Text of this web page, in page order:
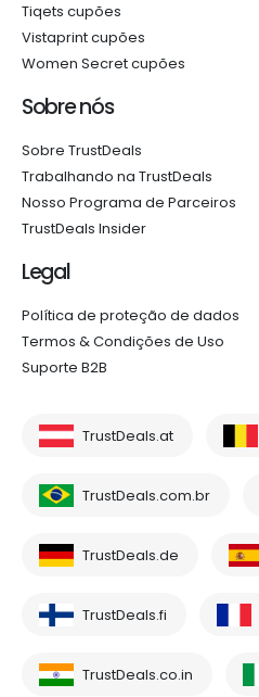
Tiqets cupões
Vistaprint cupões
Women Secret cupões
Sobre nós
Sobre TrustDeals
Trabalhando na TrustDeals
Nosso Programa de Parceiros
TrustDeals Insider
Legal
Política de proteção de dados
Termos & Condições de Uso
Suporte B2B
TrustDeals.at
TrustDeals.com.br
TrustDeals.de
TrustDeals.fi
TrustDeals.co.in